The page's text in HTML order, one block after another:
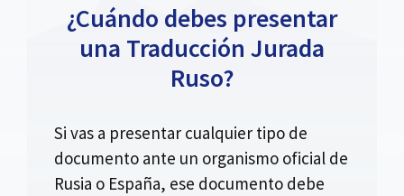
¿Cuándo debes presentar
una Traducción Jurada
Ruso?
Si vas a presentar cualquier tipo de
documento ante un organismo oficial de
Rusia o España, ese documento debe